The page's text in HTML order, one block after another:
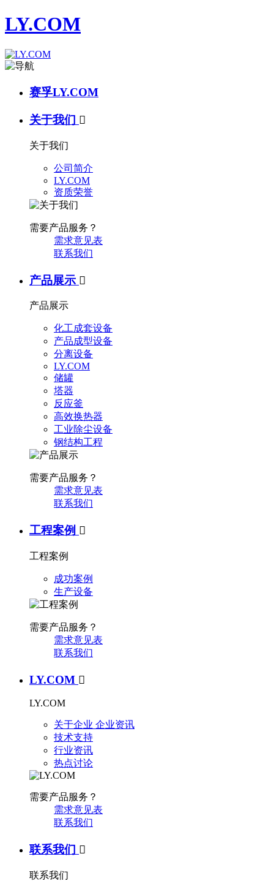
LY.COM
赛孚LY.COM
关于我们 
关于我们
公司简介
LY.COM
资质荣誉
需要产品服务？
需求意见表
联系我们
产品展示 
产品展示
化工成套设备
产品成型设备
分离设备
LY.COM
储罐
塔器
反应釜
高效换热器
工业除尘设备
钢结构工程
需要产品服务？
需求意见表
联系我们
工程案例 
工程案例
成功案例
生产设备
需要产品服务？
需求意见表
联系我们
LY.COM 
LY.COM
关于企业 企业资讯
技术支持
行业资讯
热点讨论
需要产品服务？
需求意见表
联系我们
联系我们 
联系我们